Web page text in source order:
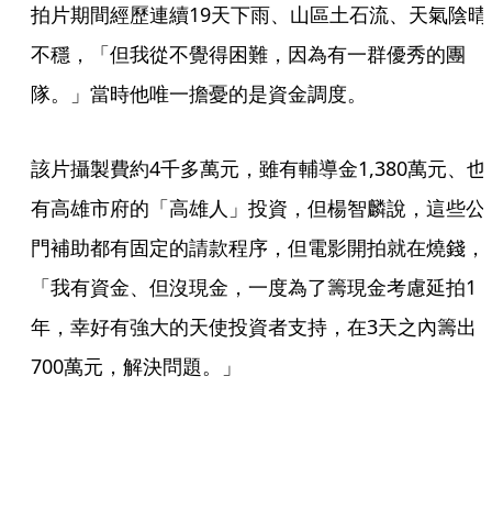
拍片期間經歷連續19天下雨、山區土石流、天氣陰晴
不穩，「但我從不覺得困難，因為有一群優秀的團
隊。」當時他唯一擔憂的是資金調度。
該片攝製費約4千多萬元，雖有輔導金1,380萬元、也
有高雄市府的「高雄人」投資，但楊智麟說，這些公
門補助都有固定的請款程序，但電影開拍就在燒錢，
「我有資金、但沒現金，一度為了籌現金考慮延拍1
年，幸好有強大的天使投資者支持，在3天之內籌出
700萬元，解決問題。」